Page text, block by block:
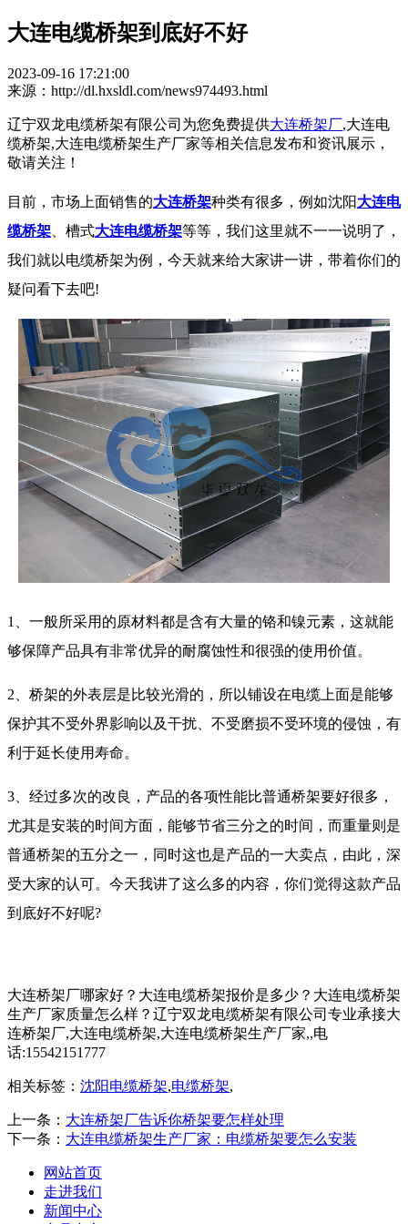
大连电缆桥架到底好不好
2023-09-16 17:21:00
来源：http://dl.hxsldl.com/news974493.html
辽宁双龙电缆桥架有限公司为您免费提供大连桥架厂,大连电
缆桥架,大连电缆桥架生产厂家等相关信息发布和资讯展示，
敬请关注！
目前，市场上面销售的大连桥架种类有很多，例如沈阳大连电
缆桥架 、槽式大连电缆桥架等等，我们这里就不一一说明了，
我们就以电缆桥架为例，今天就来给大家讲一讲，带着你们的
疑问看下去吧!
1、一般所采用的原材料都是含有大量的铬和镍元素，这就能
够保障产品具有非常优异的耐腐蚀性和很强的使用价值。
2、桥架的外表层是比较光滑的，所以铺设在电缆上面是能够
保护其不受外界影响以及干扰、不受磨损不受环境的侵蚀，有
利于延长使用寿命。
3、经过多次的改良，产品的各项性能比普通桥架要好很多，
尤其是安装的时间方面，能够节省三分之的时间，而重量则是
普通桥架的五分之一，同时这也是产品的一大卖点，由此，深
受大家的认可。今天我讲了这么多的内容，你们觉得这款产品
到底好不好呢?
大连桥架厂哪家好？大连电缆桥架报价是多少？大连电缆桥架
生产厂家质量怎么样？辽宁双龙电缆桥架有限公司专业承接大
连桥架厂,大连电缆桥架,大连电缆桥架生产厂家,,电
话:15542151777
相关标签： 沈阳电缆桥架,电缆桥架,
上一条： 大连桥架厂告诉你桥架要怎样处理
下一条： 大连电缆桥架生产厂家：电缆桥架要怎么安装
网站首页
走进我们
新闻中心